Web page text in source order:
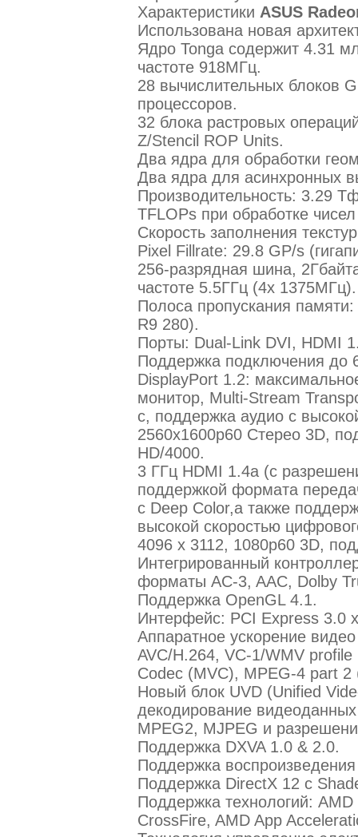
Характеристики ASUS
Использована новая
Ядро Tonga содержит 4.31
частоте 918МГц.
28 вычислительных блоков
процессоров.
32 блока растровых
Z/Stencil ROP Units.
Два ядра для обработки
Два ядра для асинхронных
Производительность: 3.29
TFLOPs при обработке
Скорость заполнения
Pixel Fillrate: 29.8 GP/s
256-разрядная шина,
частоте 5.5ГГц (4х 1375МГц).
Полоса пропускания
R9 280).
Порты: Dual-Link DVI, HDMI
Поддержка подключения до
DisplayPort 1.2:
монитор, Multi-Stream
с, поддержка аудио с
2560x1600p60 Стерео 3D,
HD/4000.
3 ГГц HDMI 1.4a (c
поддержкой формата
с Deep Color,а также
высокой скоростью
4096 x 3112, 1080p60 3D,
Интегрированный
форматы AC-3, AAC, Dolby
Поддержка OpenGL 4.1.
Интерфейс: PCI Express 3.0
Аппаратное ускорение
AVC/H.264, VC-1/WMV
Codec (MVC), MPEG-4 part 2
Новый блок UVD (Unified
декодирование
MPEG2, MJPEG и
Поддержка DXVA 1.0 & 2.0.
Поддержка
Поддержка DirectX 12 с
Поддержка технологий:
CrossFire, AMD App